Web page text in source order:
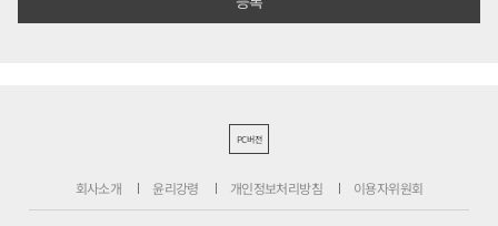
PC버전
회사소개 윤리강령 개인정보처리방침 이용자위원회